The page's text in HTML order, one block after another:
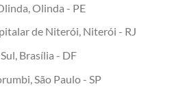
Olinda - PE
de Niterói, Niterói - RJ
Brasília - DF
São Paulo - SP